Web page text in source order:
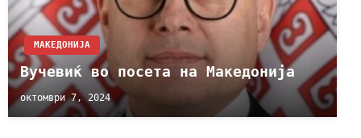
МАКЕДОНИЈА
Вучевиќ во посета на Македонија
октомври 7, 2024